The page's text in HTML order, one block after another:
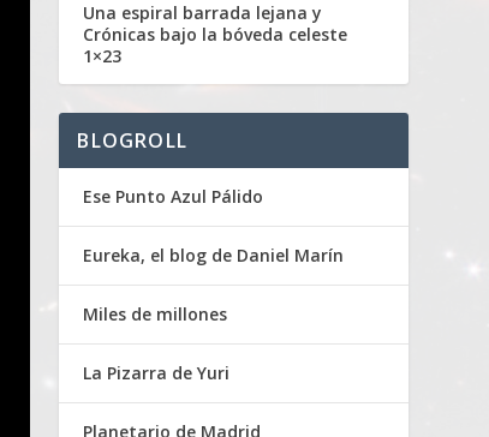
Una espiral barrada lejana y
Crónicas bajo la bóveda celeste
1×23
BLOGROLL
Ese Punto Azul Pálido
Eureka, el blog de Daniel Marín
Miles de millones
La Pizarra de Yuri
Planetario de Madrid